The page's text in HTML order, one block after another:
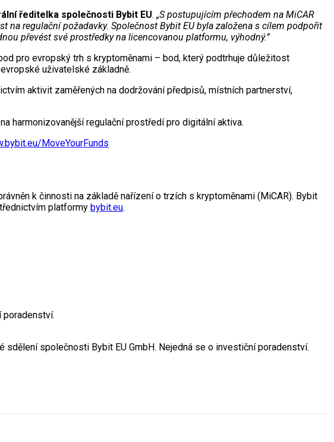
ředitelka společnosti Bybit EU. „S postupujícím přechodem na MiCAR
regulační požadavky. Společnost Bybit EU byla založena s cílem podpořit
převést své prostředky na licencovanou platformu, výhodný.”
pro evropský trh s kryptoměnami – bod, který podtrhuje důležitost
uživatelské základně.
aktivit zaměřených na dodržování předpisů, místních partnerství,
harmonizovanější regulační prostředí pro digitální aktiva.
MoveYourFunds
k činnosti na základě nařízení o trzích s kryptoměnami (MiCAR). Bybit
platformy bybit.eu.
poradenství.
společnosti Bybit EU GmbH. Nejedná se o investiční poradenství.